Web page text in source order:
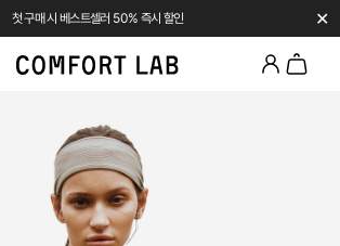
첫 구매 시 베스트셀러 50% 즉시 할인 ✕